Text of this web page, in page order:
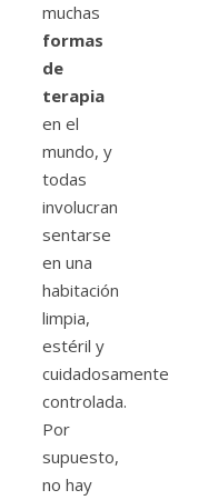
muchas
formas
de
terapia
en el
mundo, y
todas
involucran
sentarse
en una
habitación
limpia,
estéril y
cuidadosamente
controlada.
Por
supuesto,
no hay